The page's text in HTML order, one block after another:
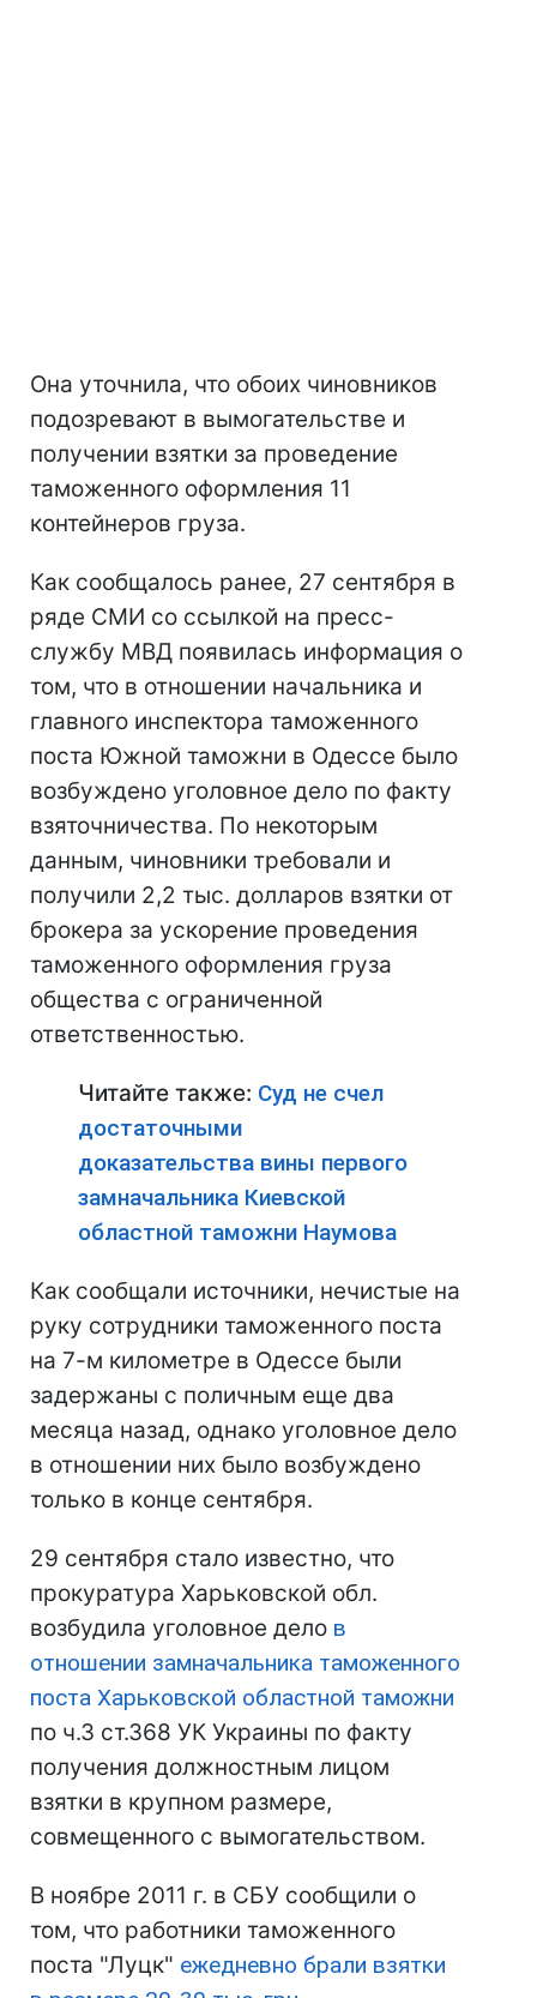
Она уточнила, что обоих чиновников
подозревают в вымогательстве и
получении взятки за проведение
таможенного оформления 11
контейнеров груза.
Как сообщалось ранее, 27 сентября в
ряде СМИ со ссылкой на пресс-
службу МВД появилась информация о
том, что в отношении начальника и
главного инспектора таможенного
поста Южной таможни в Одессе было
возбуждено уголовное дело по факту
взяточничества. По некоторым
данным, чиновники требовали и
получили 2,2 тыс. долларов взятки от
брокера за ускорение проведения
таможенного оформления груза
общества с ограниченной
ответственностью.
Читайте также: Суд не счел
достаточными
доказательства вины первого
замначальника Киевской
областной таможни Наумова
Как сообщали источники, нечистые на
руку сотрудники таможенного поста
на 7-м километре в Одессе были
задержаны с поличным еще два
месяца назад, однако уголовное дело
в отношении них было возбуждено
только в конце сентября.
29 сентября стало известно, что
прокуратура Харьковской обл.
возбудила уголовное дело в
отношении замначальника таможенного
поста Харьковской областной таможни
по ч.3 ст.368 УК Украины по факту
получения должностным лицом
взятки в крупном размере,
совмещенного с вымогательством.
В ноябре 2011 г. в СБУ сообщили о
том, что работники таможенного
поста "Луцк" ежедневно брали взятки